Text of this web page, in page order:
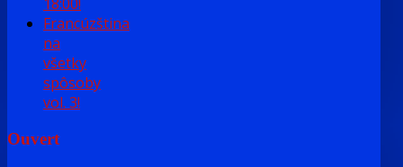
Francúzština
na
všetky
spôsoby
vol. 3!
Ouvert